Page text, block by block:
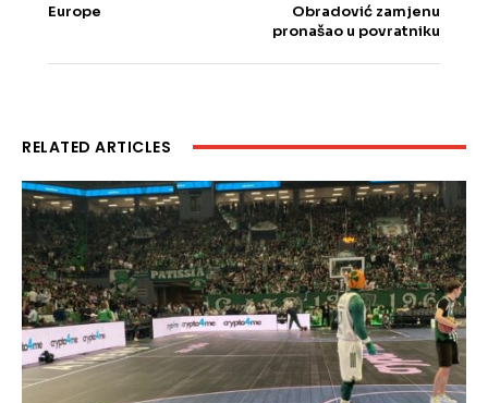
Europe
Obradović zamjenu
pronašao u povratniku
RELATED ARTICLES